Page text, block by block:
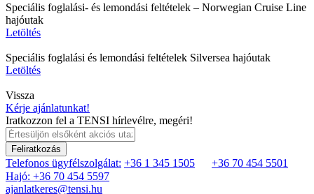
Speciális foglalási- és lemondási feltételek – Norwegian Cruise Line
hajóutak
Letöltés
Speciális foglalási és lemondási feltételek Silversea hajóutak
Letöltés
Vissza
Kérje ajánlatunkat!
Iratkozzon fel a TENSI hírlevélre, megéri!
Feliratkozás
Telefonos ügyfélszolgálat: +36 1 345 1505
+36 70 454 5501
Hajó: +36 70 454 5597
ajanlatkeres@tensi.hu